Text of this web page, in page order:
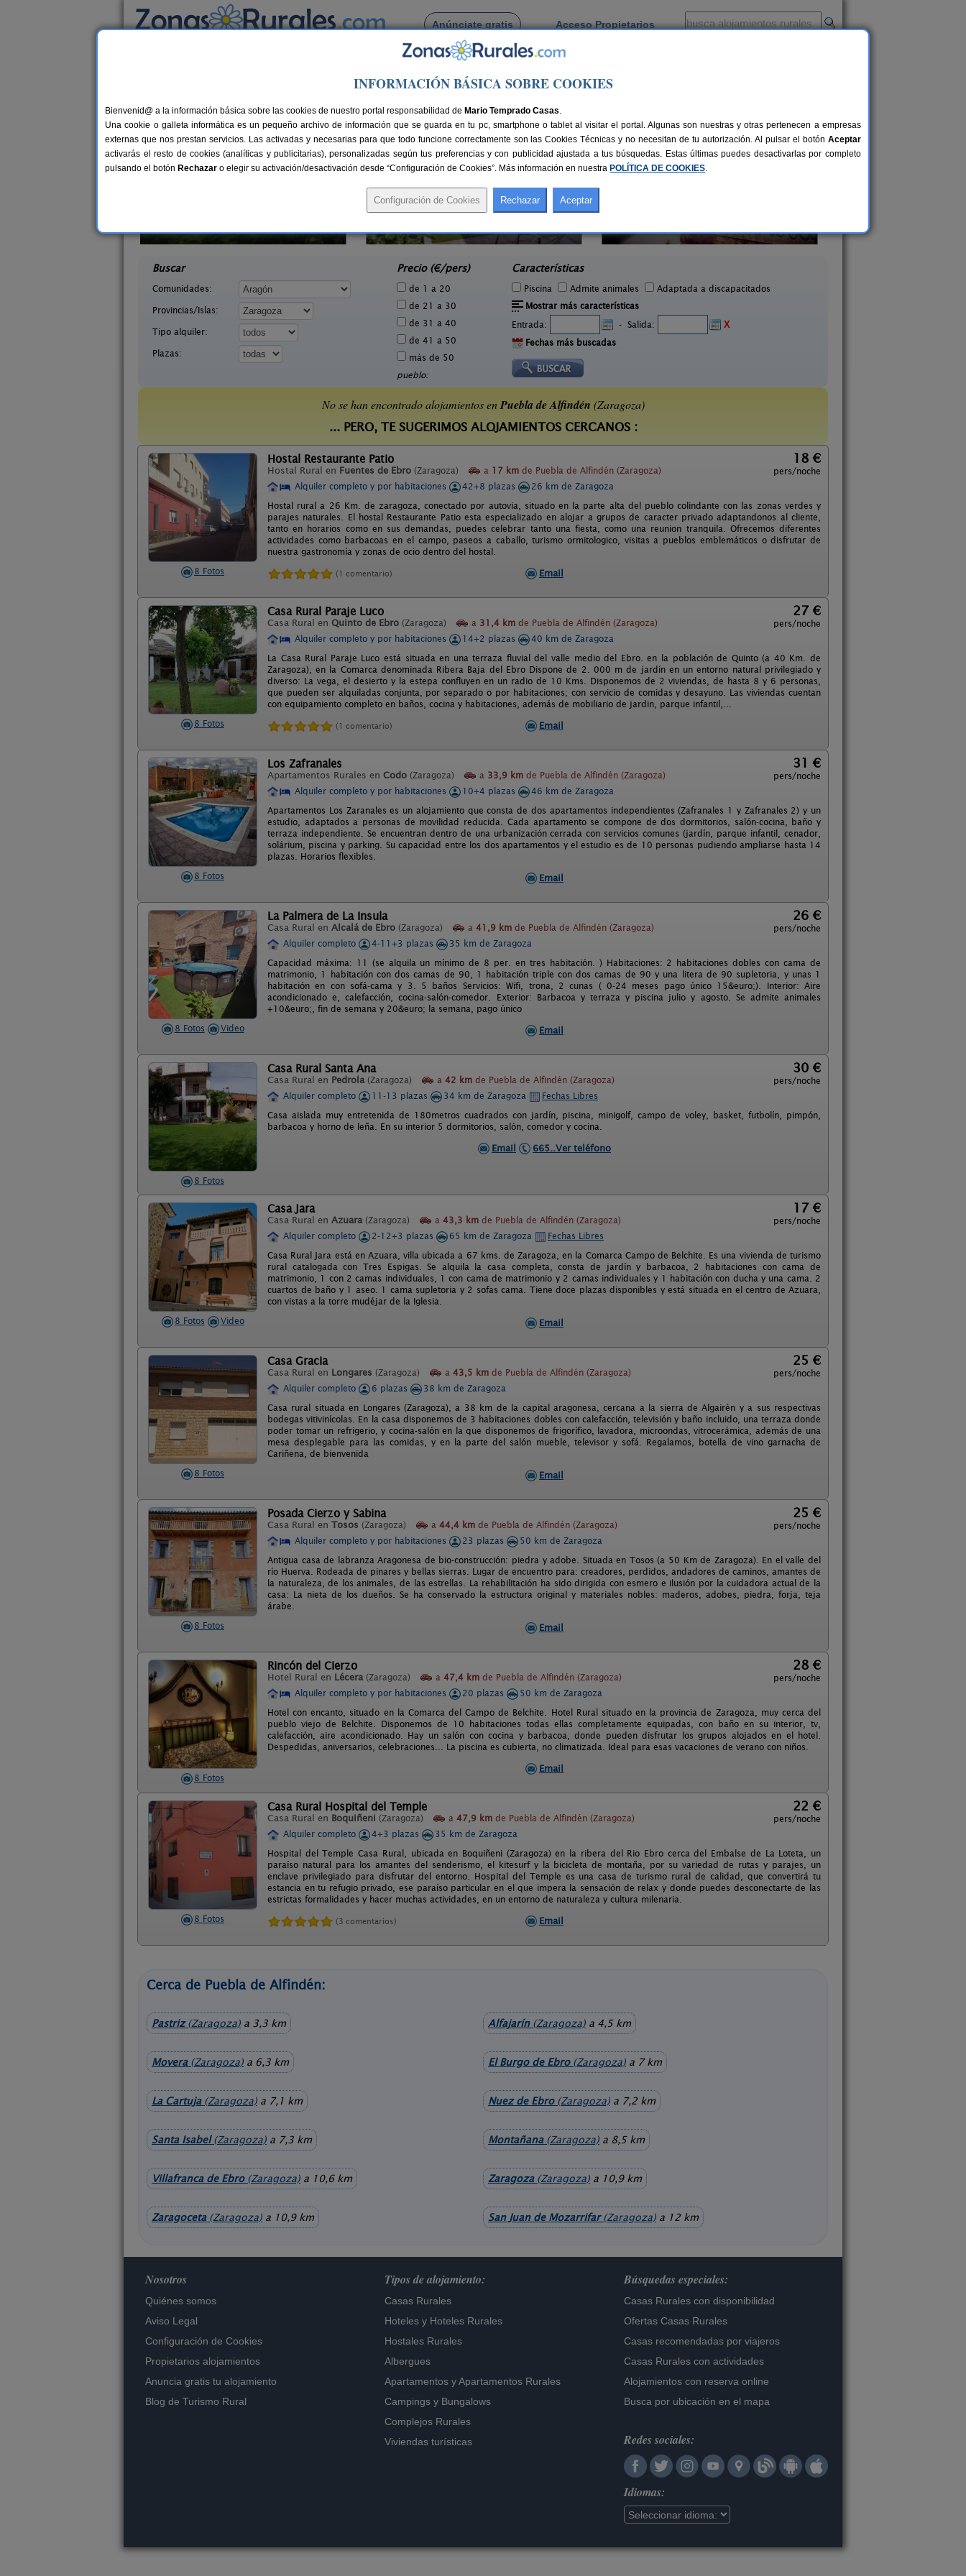
Anúnciate gratis Acceso Propietarios
Busca por pueblo
> Puebla de Alfindén
Casas Rurales cerca de Puebla de Alfindén
30 €
El Capricho de Rosa
Villarroya de La Sierra
Buscar
Comunidades:
Provincias/Islas:
Tipo alquiler:
Plazas:
Precio (€/pers)
de 1 a 20
de 21 a 30
de 31 a 40
de 41 a 50
más de 50
pueblo:
Características
Piscina Admite animales
Adaptada a discapacitados
Mostrar más características
Entrada:
- Salida:
X
Fechas más buscadas
No se han encontrado alojamientos enPuebla de Alfindén (Zaragoza)
... PERO, TE SUGERIMOS ALOJAMIENTOS CERCANOS :
8 Fotos
Hostal Restaurante Patio
Hostal Rural en Fuentes de Ebro (Zaragoza) a 17 km de Puebla de Alfindén (Zaragoza)
18 €
pers/noche
Alquiler completo y por habitaciones
42+8 plazas
26 km de Zaragoza
Hostal rural a 26 Km. de zaragoza, conectado por autovia, situado en la parte alta del pueblo colindante con las zonas verdes y
parajes naturales. El hostal Restaurante Patio esta especializado en alojar a grupos de caracter privado adaptandonos al cliente,
tanto en horarios como en sus demandas, puedes celebrar tanto una fiesta, como una reunion tranquila. Ofrecemos diferentes
actividades como barbacoas en el campo, paseos a caballo, turismo ormitologico, visitas a pueblos emblemáticos o disfrutar de
nuestra gastronomía y zonas de ocio dentro del hostal.
(1 comentario) Email
8 Fotos
Casa Rural Paraje Luco
Casa Rural en Quinto de Ebro (Zaragoza) a 31,4 km de Puebla de Alfindén (Zaragoza)
27 €
pers/noche
Alquiler completo y por habitaciones
14+2 plazas
40 km de Zaragoza
La Casa Rural Paraje Luco está situada en una terraza fluvial del valle medio del Ebro. en la población de Quinto (a 40 Km. de
Zaragoza), en la Comarca denominada Ribera Baja del Ebro Dispone de 2. 000 m de jardín en un entorno natural privilegiado y
diverso: La vega, el desierto y la estepa confluyen en un radio de 10 Kms. Disponemos de 2 viviendas, de hasta 8 y 6 personas,
que pueden ser alquiladas conjunta, por separado o por habitaciones; con servicio de comidas y desayuno. Las viviendas cuentan
con equipamiento completo en baños, cocina y habitaciones, además de mobiliario de jardin, parque infantil,...
(1 comentario) Email
8 Fotos
Los Zafranales
Apartamentos Rurales en Codo (Zaragoza) a 33,9 km de Puebla de Alfindén (Zaragoza)
31 €
pers/noche
Alquiler completo y por habitaciones
10+4 plazas
46 km de Zaragoza
Apartamentos Los Zaranales es un alojamiento que consta de dos apartamentos independientes (Zafranales 1 y Zafranales 2) y un
estudio, adaptados a personas de movilidad reducida. Cada apartamento se compone de dos dormitorios, salón-cocina, baño y
terraza independiente. Se encuentran dentro de una urbanización cerrada con servicios comunes (jardín, parque infantil, cenador,
solárium, piscina y parking. Su capacidad entre los dos apartamentos y el estudio es de 10 personas pudiendo ampliarse hasta 14
plazas. Horarios flexibles.
Email
8 Fotos Video
La Palmera de La Insula
Casa Rural en Alcalá de Ebro (Zaragoza) a 41,9 km de Puebla de Alfindén (Zaragoza)
26 €
pers/noche
Alquiler completo
4-11+3 plazas
35 km de Zaragoza
Capacidad máxima: 11 (se alquila un mínimo de 8 per. en tres habitación. ) Habitaciones: 2 habitaciones dobles con cama de
matrimonio, 1 habitación con dos camas de 90, 1 habitación triple con dos camas de 90 y una litera de 90 supletoria, y unas 1
habitación en con sofá-cama y 3. 5 baños Servicios: Wifi, trona, 2 cunas ( 0-24 meses pago único 15&euro;). Interior: Aire
acondicionado e, calefacción, cocina-salón-comedor. Exterior: Barbacoa y terraza y piscina julio y agosto. Se admite animales
+10&euro;, fin de semana y 20&euro; la semana, pago único
Email
8 Fotos
Casa Rural Santa Ana
Casa Rural en Pedrola (Zaragoza) a 42 km de Puebla de Alfindén (Zaragoza)
30 €
pers/noche
Alquiler completo
11-13 plazas 34 km de Zaragoza
Fechas Libres
Casa aislada muy entretenida de 180metros cuadrados con jardín, piscina, minigolf, campo de voley, basket, futbolín, pimpón,
barbacoa y horno de leña. En su interior 5 dormitorios, salón, comedor y cocina.
Email
665..Ver teléfono
8 Fotos Video
Casa Jara
Casa Rural en Azuara (Zaragoza) a 43,3 km de Puebla de Alfindén (Zaragoza)
17 €
pers/noche
Alquiler completo
2-12+3 plazas 65 km de Zaragoza
Fechas Libres
Casa Rural Jara está en Azuara, villa ubicada a 67 kms. de Zaragoza, en la Comarca Campo de Belchite. Es una vivienda de turismo
rural catalogada con Tres Espigas. Se alquila la casa completa, consta de jardín y barbacoa, 2 habitaciones con cama de
matrimonio, 1 con 2 camas individuales, 1 con cama de matrimonio y 2 camas individuales y 1 habitación con ducha y una cama. 2
cuartos de baño y 1 aseo. 1 cama supletoria y 2 sofas cama. Tiene doce plazas disponibles y está situada en el centro de Azuara,
con vistas a la torre mudéjar de la Iglesia.
Email
8 Fotos
Casa Gracia
Casa Rural en Longares (Zaragoza) a 43,5 km de Puebla de Alfindén (Zaragoza)
25 €
pers/noche
Alquiler completo
6 plazas
38 km de Zaragoza
Casa rural situada en Longares (Zaragoza), a 38 km de la capital aragonesa, cercana a la sierra de Algairén y a sus respectivas
bodegas vitivinícolas. En la casa disponemos de 3 habitaciones dobles con calefacción, televisión y baño incluido, una terraza donde
poder tomar un refrigerio, y cocina-salón en la que disponemos de frigorífico, lavadora, microondas, vitrocerámica, además de una
mesa desplegable para las comidas, y en la parte del salón mueble, televisor y sofá. Regalamos, botella de vino garnacha de
Cariñena, de bienvenida
Email
8 Fotos
Posada Cierzo y Sabina
Casa Rural en Tosos (Zaragoza) a 44,4 km de Puebla de Alfindén (Zaragoza)
25 €
pers/noche
Alquiler completo y por habitaciones
23 plazas
50 km de Zaragoza
Antigua casa de labranza Aragonesa de bio-construcción: piedra y adobe. Situada en Tosos (a 50 Km de Zaragoza). En el valle del
río Huerva. Rodeada de pinares y bellas sierras. Lugar de encuentro para: creadores, perdidos, andadores de caminos, amantes de
la naturaleza, de los animales, de las estrellas. La rehabilitación ha sido dirigida con esmero e ilusión por la cuidadora actual de la
casa: La nieta de los dueños. Se ha conservado la estructura original y materiales nobles: maderos, adobes, piedra, forja, teja
árabe.
Email
8 Fotos
Rincón del Cierzo
Hotel Rural en Lécera (Zaragoza) a 47,4 km de Puebla de Alfindén (Zaragoza)
28 €
pers/noche
Alquiler completo y por habitaciones
20 plazas
50 km de Zaragoza
Hotel con encanto, situado en la Comarca del Campo de Belchite. Hotel Rural situado en la provincia de Zaragoza, muy cerca del
pueblo viejo de Belchite. Disponemos de 10 habitaciones todas ellas completamente equipadas, con baño en su interior, tv,
calefacción, aire acondicionado. Hay un salón con cocina y barbacoa, donde pueden disfrutar los grupos alojados en el hotel.
Despedidas, aniversarios, celebraciones... La piscina es cubierta, no climatizada. Ideal para esas vacaciones de verano con niños.
Email
8 Fotos
Casa Rural Hospital del Temple
Casa Rural en Boquiñeni (Zaragoza) a 47,9 km de Puebla de Alfindén (Zaragoza)
22 €
pers/noche
Alquiler completo
4+3 plazas
35 km de Zaragoza
Hospital del Temple Casa Rural, ubicada en Boquiñeni (Zaragoza) en la ribera del Rio Ebro cerca del Embalse de La Loteta, un
paraíso natural para los amantes del senderismo, el kitesurf y la bicicleta de montaña, por su variedad de rutas y parajes, un
enclave privilegiado para disfrutar del entorno. Hospital del Temple es una casa de turismo rural de calidad, que convertirá tu
estancia en tu refugio privado, ese paraíso particular en el que impera la sensación de relax y donde puedes desconectarte de las
estrictas formalidades y hacer muchas actividades, en un entorno de naturaleza y cultura milenaria.
(3 comentarios) Email
Cerca de Puebla de Alfindén:
Pastriz(Zaragoza) a 3,3 km Alfajarín(Zaragoza) a 4,5 km
Movera(Zaragoza) a 6,3 km El Burgo de Ebro(Zaragoza) a 7 km
La Cartuja(Zaragoza) a 7,1 km Nuez de Ebro(Zaragoza) a 7,2 km
Santa Isabel(Zaragoza) a 7,3 km Montañana(Zaragoza) a 8,5 km
Villafranca de Ebro(Zaragoza) a 10,6 km Zaragoza(Zaragoza) a 10,9 km
Zaragoceta(Zaragoza) a 10,9 km San Juan de Mozarrifar(Zaragoza) a 12 km
Nosotros
Quiénes somos
Aviso Legal
Configuración de Cookies
Propietarios alojamientos
Anuncia gratis tu alojamiento
Blog de Turismo Rural
Tipos de alojamiento:
Casas Rurales
Hoteles y Hoteles Rurales
Hostales Rurales
Albergues
Apartamentos yApartamentos Rurales
Campings y Bungalows
Complejos Rurales
Viviendas turísticas
Búsquedas especiales:
Casas Rurales con disponibilidad
Ofertas Casas Rurales
Casas recomendadas por viajeros
Casas Rurales con actividades
Alojamientos con reserva online
Busca por ubicación en el mapa
Redes sociales:
Idiomas:
INFORMACIÓN BÁSICA SOBRE COOKIES
Bienvenid@ a la información básica sobre las cookies de nuestro portal responsabilidad de Mario Temprado Casas.
Una cookie o galleta informática es un pequeño archivo de información que se guarda en tu pc, smartphone o tablet al visitar el portal. Algunas son nuestras y otras pertenecen a empresas
externas que nos prestan servicios. Las activadas y necesarias para que todo funcione correctamente son las Cookies Técnicas y no necesitan de tu autorización. Al pulsar el botón Aceptar
activarás el resto de cookies (analíticas y publicitarias), personalizadas según tus preferencias y con publicidad ajustada a tus búsquedas. Estas últimas puedes desactivarlas por completo
pulsando el botón Rechazar o elegir su activación/desactivación desde “Configuración de Cookies”. Más información en nuestra POLÍTICA DE COOKIES.